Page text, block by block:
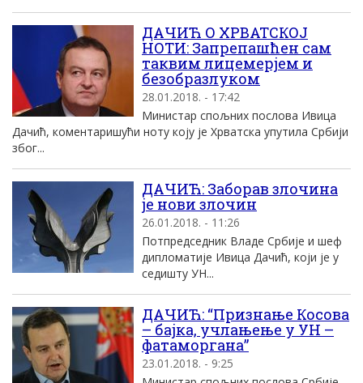
ДАЧИЋ О ХРВАТСКОЈ
НОТИ: Запрепашћен сам
таквим лицемерјем и
безобразлуком
28.01.2018. - 17:42
Министар спољних послова Ивица
Дачић, коментаришући ноту коју је Хрватска упутила Србији
због...
ДАЧИЋ: Заборав злочина
је нови злочин
26.01.2018. - 11:26
Потпредседник Владе Србије и шеф
дипломатије Ивица Дачић, који је у
седишту УН...
ДАЧИЋ: “Признање Косова
– бајка, учлањење у УН –
фатаморгана”
23.01.2018. - 9:25